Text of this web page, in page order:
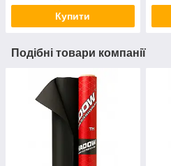
Купити
Подібні товари компанії